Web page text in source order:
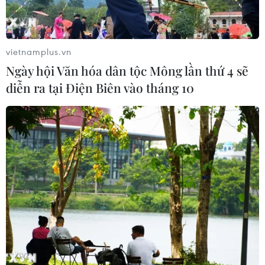
Xem thêm
CƠ QUAN CHỦ QUẢN: THÔNG TẤN XÃ VIỆT NAM
Tổng Biên tập: TRẦN TIẾN DUẨN
Phó Tổng Biên tập: NGUYỄN THỊ TÁM, KHÚC THANH
THỦY
Sở hữu trí tuệ
Quy định sử dụng
RSS
Hỗ trợ
vietnamplus.vn
Ngày hội Văn hóa dân tộc Mông lần thứ 4 sẽ
diễn ra tại Điện Biên vào tháng 10